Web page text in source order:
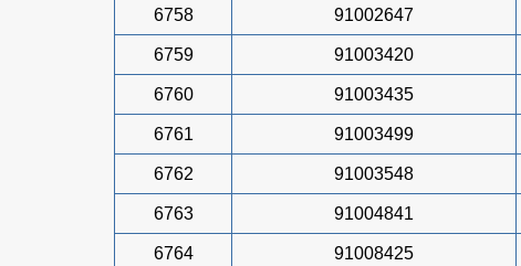
6758 91002647
6759 91003420
6760 91003435
6761 91003499
6762 91003548
6763 91004841
6764 91008425